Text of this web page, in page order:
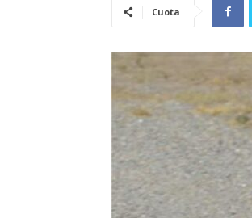
Cuota